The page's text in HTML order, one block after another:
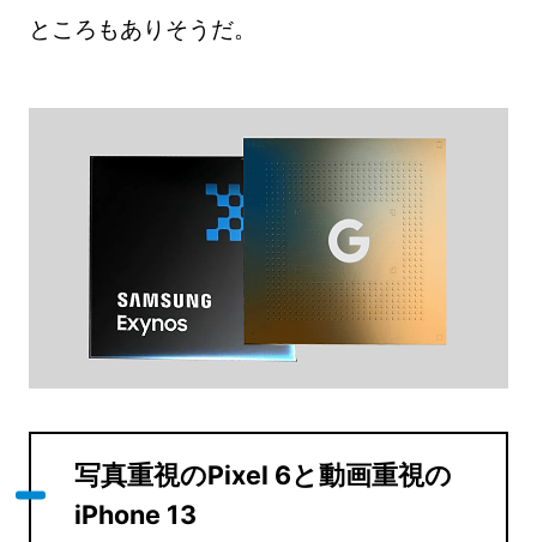
ところもありそうだ。
写真重視のPixel 6と動画重視の
iPhone 13